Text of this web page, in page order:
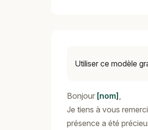
Utiliser ce modèle
Bonjour [nom] ,
Je tiens à vous
présence a été